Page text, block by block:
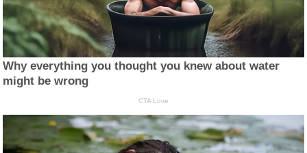
Why everything you thought you knew about water
might be wrong
CTA Love